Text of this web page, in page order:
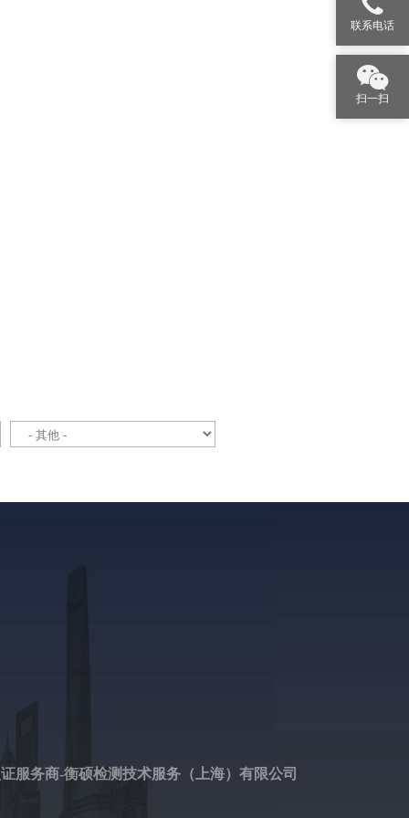
服务商-衡硕检测技术服务（上海）有限公司
联系电话
扫一扫